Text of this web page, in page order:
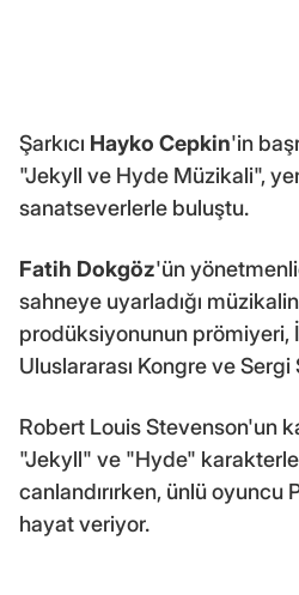
Şarkıcı Hayko Cepkin'in
"Jekyll ve Hyde Müzikali",
sanatseverlerle buluştu.
Fatih Dokgöz'ün
sahneye uyarladığı
prodüksiyonunun prömiyeri,
Uluslararası Kongre ve Sergi
Robert Louis Stevenson'un
"Jekyll" ve "Hyde"
canlandırırken, ünlü
hayat veriyor.